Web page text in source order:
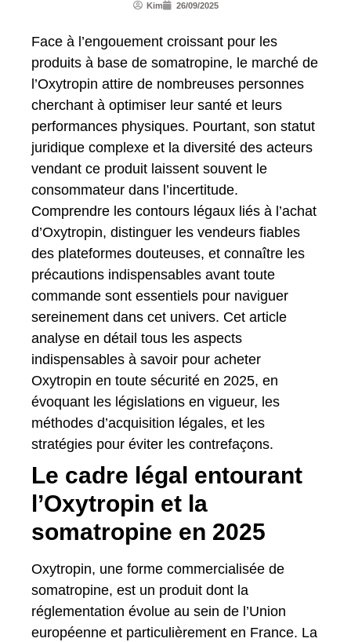
Kim 26/09/2025
Face à l’engouement croissant pour les
produits à base de somatropine, le marché de
l’Oxytropin attire de nombreuses personnes
cherchant à optimiser leur santé et leurs
performances physiques. Pourtant, son statut
juridique complexe et la diversité des acteurs
vendant ce produit laissent souvent le
consommateur dans l’incertitude.
Comprendre les contours légaux liés à l’achat
d’Oxytropin, distinguer les vendeurs fiables
des plateformes douteuses, et connaître les
précautions indispensables avant toute
commande sont essentiels pour naviguer
sereinement dans cet univers. Cet article
analyse en détail tous les aspects
indispensables à savoir pour acheter
Oxytropin en toute sécurité en 2025, en
évoquant les législations en vigueur, les
méthodes d’acquisition légales, et les
stratégies pour éviter les contrefaçons.
Le cadre légal entourant
l’Oxytropin et la
somatropine en 2025
Oxytropin, une forme commercialisée de
somatropine, est un produit dont la
réglementation évolue au sein de l’Union
européenne et particulièrement en France. La